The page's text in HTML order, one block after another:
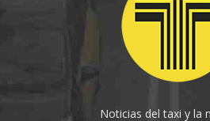
Noticias del taxi y la